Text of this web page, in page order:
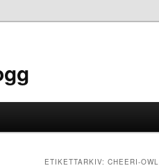
ETIKETTARKIV: CHEERI-